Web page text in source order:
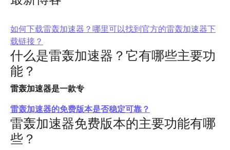
如何下载雷轰加速器？哪里可以找到官方的雷轰加速器下
载链接？
什么是雷轰加速器？它有哪些主要功
能？
雷轰加速器是一款专
雷轰加速器的免费版本是否稳定可靠？
雷轰加速器免费版本的主要功能有哪
些？